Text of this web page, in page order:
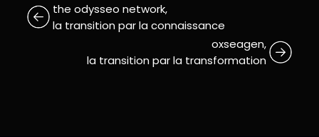
the odysseo network,
la transition par la connaissance
oxseagen,
la transition par la transformation